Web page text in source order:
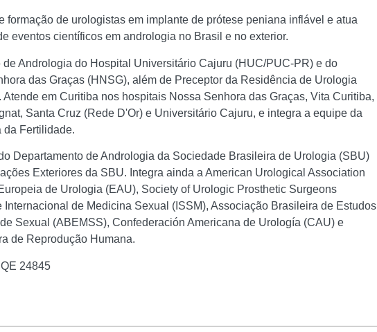
formação de urologistas em implante de prótese peniana inflável e atua
eventos científicos em andrologia no Brasil e no exterior.
de Andrologia do Hospital Universitário Cajuru (HUC/PUC-PR) e do
das Graças (HNSG), além de Preceptor da Residência de Urologia
Atende em Curitiba nos hospitais Nossa Senhora das Graças, Vita Curitiba,
Santa Cruz (Rede D'Or) e Universitário Cajuru, e integra a equipe da
Fertilidade.
Departamento de Andrologia da Sociedade Brasileira de Urologia (SBU)
Exteriores da SBU. Integra ainda a American Urological Association
de Urologia (EAU), Society of Urologic Prosthetic Surgeons
Internacional de Medicina Sexual (ISSM), Associação Brasileira de Estudos
Sexual (ABEMSS), Confederación Americana de Urología (CAU) e
de Reprodução Humana.
24845